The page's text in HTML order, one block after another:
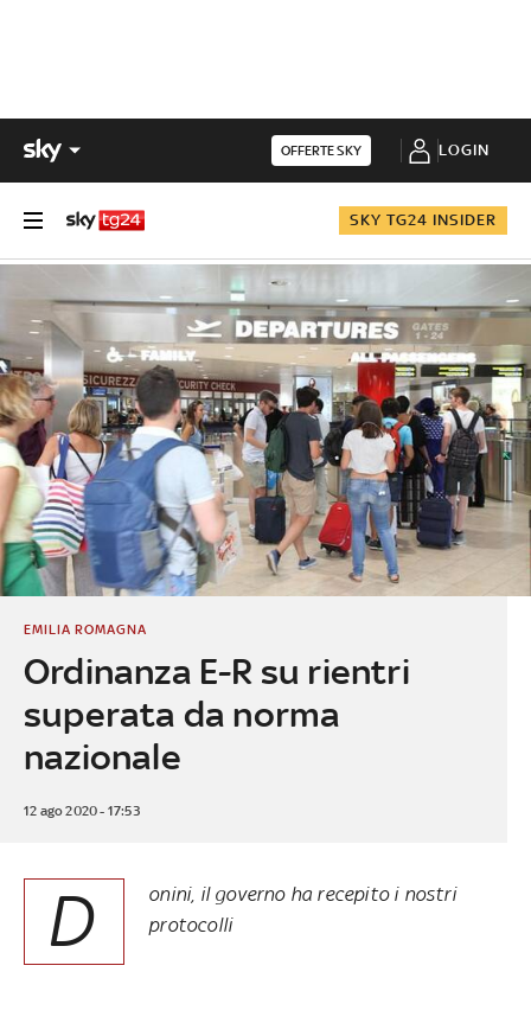
OFFERTE SKY LOGIN
SKY TG24 INSIDER
Ordinanza E-R su rientri
superata da norma
nazionale
EMILIA ROMAGNA
12 ago 2020 - 17:53
D
onini, il governo ha recepito i nostri
protocolli